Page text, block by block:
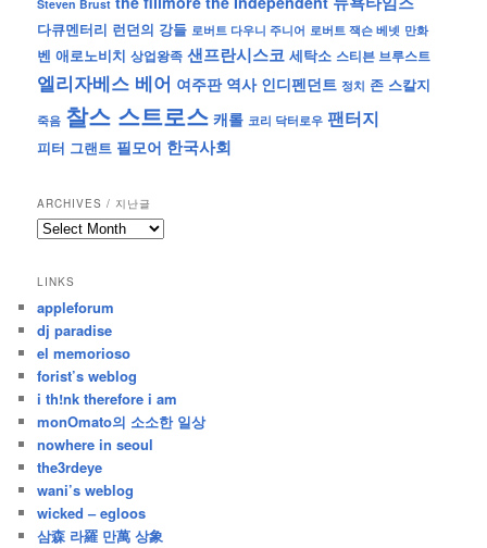
Steven Brust
다큐멘터리 런던의 강들 로버트 다우니 주니어 로버트 잭슨 베넷 만화
벤 애로노비치 상업왕족 샌프란시스코 세탁소 스티븐 브루스트
엘리자베스 베어 여주판 역사 인디펜던트 정치 존 스칼지
죽음 찰스 스트로스 캐롤 코리 닥터로우 팬터지
피터 그랜트 필모어 한국사회
ARCHIVES / 지난글
archives
난
글
LINKS
appleforum
dj paradise
el memorioso
forist’s weblog
i th!nk therefore i am
monOmato의 소소한 일상
nowhere in seoul
the3rdeye
wani’s weblog
wicked – egloos
삼森 라羅 만萬 상象